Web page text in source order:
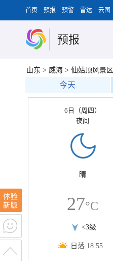
首页 预报 预警 雷达 云图
预报
山东 > 威海 > 仙姑顶风景区
今天
6日（周四）
夜间
晴
27°C
<3级
日落 18:55